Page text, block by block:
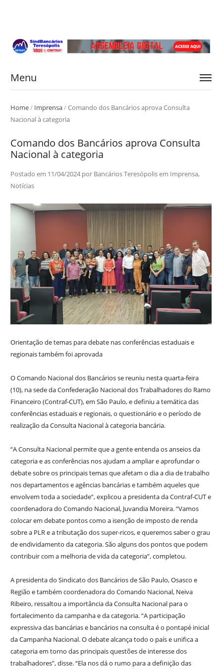
Menu
Home/ Imprensa/Comando dos Bancários aprova Consulta
Nacional à categoria
Comando dos Bancários aprova Consulta
Nacional à categoria
Postado em 11/04/2024por Bancários Teresópolisem Imprensa,
Notícias
Orientação de temas para debate nas conferências estaduais e
regionais também foi aprovada
O Comando Nacional dos Bancários se reuniu nesta quarta-feira
(10), na sede da Confederação Nacional dos Trabalhadores do Ramo
Financeiro (Contraf-CUT), em São Paulo, e definiu a temática das
conferências estaduais e regionais, o questionário e o período de
realização da Consulta Nacional à categoria bancária.
“A Consulta Nacional permite que a gente entenda os anseios da
categoria e as conferências nos ajudam a ampliar e aprofundar o
debate sobre os principais temas que afetam o dia a dia de trabalho
nos departamentos e agências bancárias e também aqueles que
envolvem toda a sociedade”, explicou a presidenta da Contraf-CUT e
coordenadora do Comando Nacional, Juvandia Moreira. “Vamos
colocar em debate pontos como a isenção de imposto de renda
sobre a PLR e a tributação dos super-ricos, e queremos saber o grau
de endividamento da categoria. São alguns dos pontos que podem
contribuir com a melhoria de vida da categoria”, completou.
A presidenta do Sindicato dos Bancários de São Paulo, Osasco e
Região e também coordenadora do Comando Nacional, Neiva
Ribeiro, ressaltou a importância da Consulta Nacional para o
fortalecimento da campanha e da categoria. “A participação
expressiva das bancárias e bancários na consulta é o pontapé inicial
da Campanha Nacional. O debate alcança todo o país e unifica a
categoria em torno das principais questões de interesse dos
trabalhadores”, disse. “Ela nos dá o rumo para a definição das